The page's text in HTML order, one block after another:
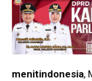
menitindonesia,